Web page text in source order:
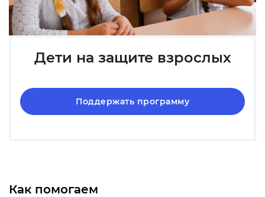
Дети на защите взрослых
Поддержать программу
Как помогаем